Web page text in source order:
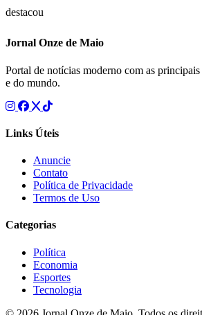
destacou
Jornal Onze de Maio
Portal de notícias moderno com as
e do mundo.
Links Úteis
Anuncie
Contato
Política de Privacidade
Termos de Uso
Categorias
Política
Economia
Esportes
Tecnologia